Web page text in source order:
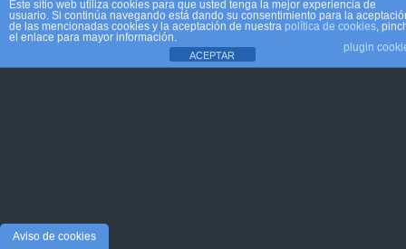
Móvil Escritorio
Este sitio web utiliza cookies para que usted tenga la mejor experiencia de
usuario. Si continúa navegando está dando su consentimiento para la
de las mencionadas cookies y la aceptación de nuestra política de cookies,
el enlace para mayor información.
plugin
ACEPTAR
Aviso de cookies